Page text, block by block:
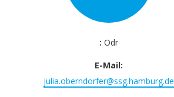
: Odr
E-Mail:
julia.oberndorfer@ssg.hamburg.de